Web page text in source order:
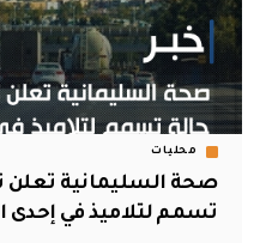
محليات
تسمم لتلاميذ في إحدى